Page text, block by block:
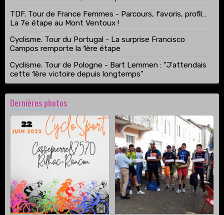
TDF. Tour de France Femmes - Parcours, favoris, profil…
La 7e étape au Mont Ventoux !
Cyclisme. Tour du Portugal - La surprise Francisco
Campos remporte la 1ère étape
Cyclisme. Tour de Pologne - Bart Lemmen : "J'attendais
cette 1ère victoire depuis longtemps"
Dernières photos